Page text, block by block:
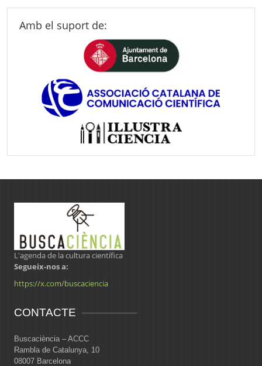
Amb el suport de:
L'agenda de la cultura científica
Segueix-nos a:
https://x.com/buscaciencia
CONTACTE
Buscaciència – ACCC
Rambla de Catalunya, 10
08007 Barcelona